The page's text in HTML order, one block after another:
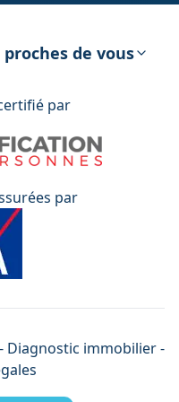
de vous
par
par
- Diagnostic immobilier -